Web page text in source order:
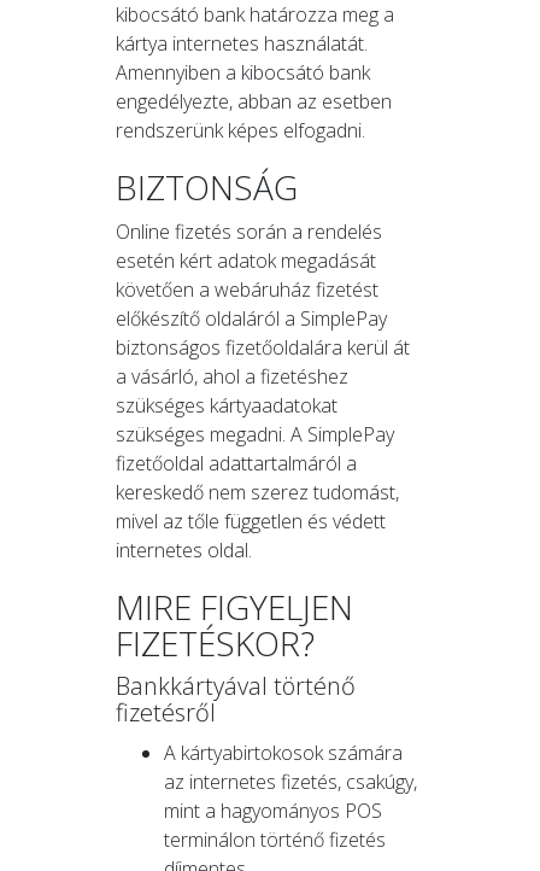
kibocsátó bank határozza meg a
kártya internetes használatát.
Amennyiben a kibocsátó bank
engedélyezte, abban az esetben
rendszerünk képes elfogadni.
BIZTONSÁG
Online fizetés során a rendelés
esetén kért adatok megadását
követően a webáruház fizetést
előkészítő oldaláról a SimplePay
biztonságos fizetőoldalára kerül át
a vásárló, ahol a fizetéshez
szükséges kártyaadatokat
szükséges megadni. A SimplePay
fizetőoldal adattartalmáról a
kereskedő nem szerez tudomást,
mivel az tőle független és védett
internetes oldal.
MIRE FIGYELJEN
FIZETÉSKOR?
Bankkártyával történő
fizetésről
A kártyabirtokosok számára
az internetes fizetés, csakúgy,
mint a hagyományos POS
terminálon történő fizetés